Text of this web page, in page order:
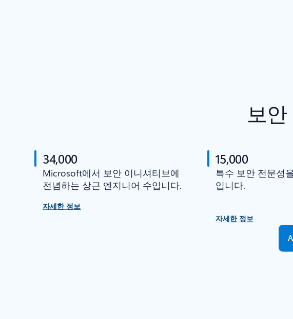
보안
34,000
Microsoft에서 보안 이니셔티브에
전념하는 상근 엔지니어 수입니다.
자세한 정보
15,000
특수 보안 전문성
입니다.
자세한 정보